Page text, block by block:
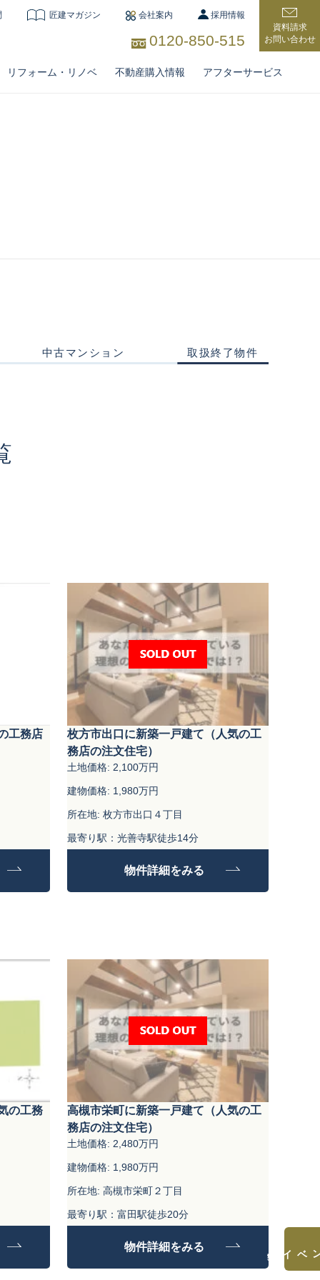
匠建マガジン 会社案内 採用情報
0120-850-515
資料請求
お問い合わせ
リフォーム・リノベ 不動産購入情報 アフターサービス
中古マンション 取扱終了物件
工務店
枚方市出口に新築一戸建て（人気の工
務店の注文住宅）
土地価格: 2,100万円
建物価格: 1,980万円
所在地: 枚方市出口４丁目
最寄り駅：光善寺駅徒歩14分
物件詳細をみる
の工務
高槻市栄町に新築一戸建て（人気の工
務店の注文住宅）
土地価格: 2,480万円
建物価格: 1,980万円
所在地: 高槻市栄町２丁目
最寄り駅：富田駅徒歩20分
物件詳細をみる